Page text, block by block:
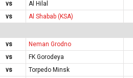
vs Al Hilal
vs Al Shabab (KSA)
vs Neman Grodno
vs FK Gorodeya
vs Torpedo Minsk